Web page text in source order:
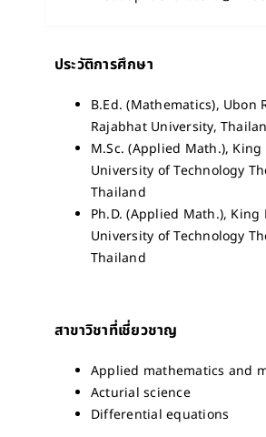
ประวัติการศึกษา
B.Ed. (Mathematics), Ubon
Rajabhat University,
M.Sc. (Applied Math.),
University of Technology
Thailand
Ph.D. (Applied Math.), King
University of Technology
Thailand
สาขาวิชาที่เชี่ยวชาญ
Applied mathematics and
Acturial science
Differential equations